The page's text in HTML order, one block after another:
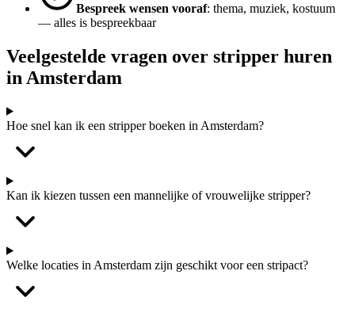
Bespreek wensen vooraf: thema, muziek, kostuum
— alles is bespreekbaar
Veelgestelde vragen over stripper huren
in Amsterdam
Hoe snel kan ik een stripper boeken in Amsterdam?
Kan ik kiezen tussen een mannelijke of vrouwelijke stripper?
Welke locaties in Amsterdam zijn geschikt voor een stripact?